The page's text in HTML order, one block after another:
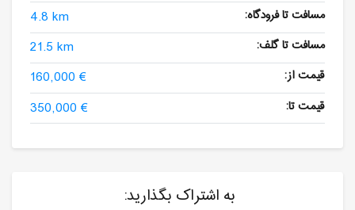
مسافت تا فرودگاه: 4.8 km
مسافت تا گلف: 21.5 km
قیمت از: 160,000 €
قیمت تا: 350,000 €
به اشتراک بگذارید: